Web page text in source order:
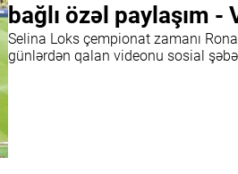
bağlı özəl paylaşım -
Selina Loks çempionat zamanı
günlərdən qalan videonu sosial